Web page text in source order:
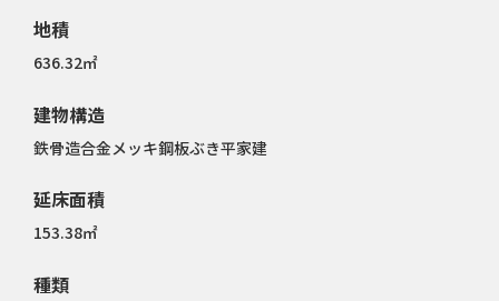
地積
636.32㎡
建物構造
鉄骨造合金メッキ鋼板ぶき平家建
延床面積
153.38㎡
種類